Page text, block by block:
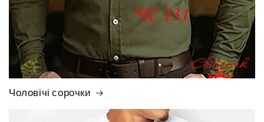
Чоловічі сорочки